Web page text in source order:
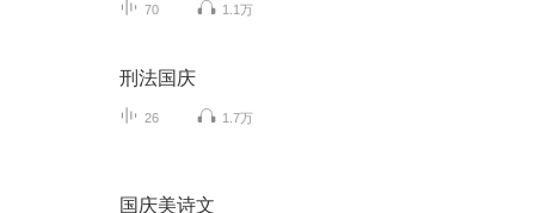
70 1.1万
刑法国庆
26 1.7万
国庆美诗文